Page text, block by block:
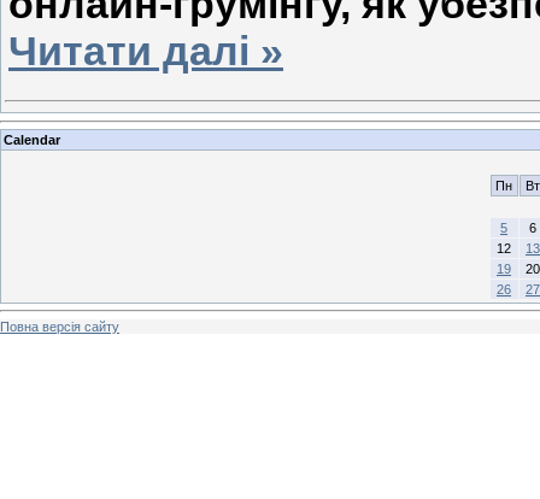
Читати далі »
Calendar
Пн Вт
5
6
12
13
19
20
26
27
Повна версія сайту